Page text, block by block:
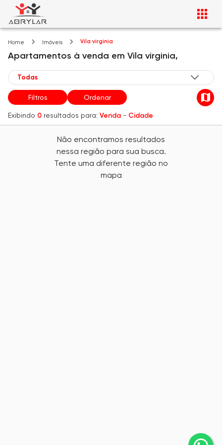
Home Imóveis Vila virginia
Apartamentos à venda em Vila virginia,
Filtros Ordenar
Exibindo 0 resultados para: Venda - Cidade
Não encontramos resultados
nessa região para sua busca.
Tente uma diferente região no
mapa